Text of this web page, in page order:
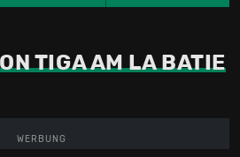
TIGA AM LA BATIE
WERBUNG